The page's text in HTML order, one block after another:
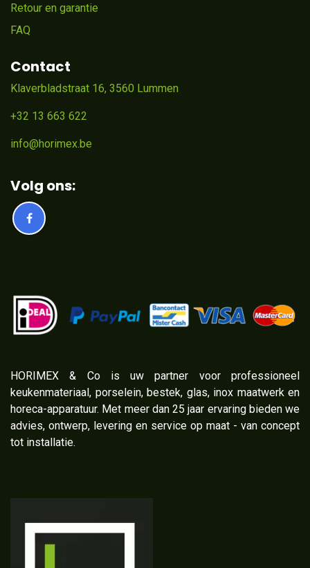
Retour en garantie
FAQ
Contact
Klaverbladstraat 16, 3560 Lummen
+32 13 663 622
info@horimex.be
Volg ons:
​HORIMEX & Co is uw partner voor professioneel
keukenmateriaal, porselein, bestek, glas, inox maatwerk en
horeca-apparatuur. Met meer dan 25 jaar ervaring bieden we
advies, ontwerp, levering en service op maat - van concept
tot installatie.